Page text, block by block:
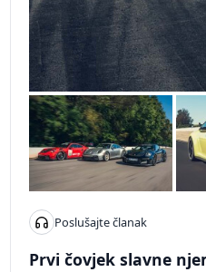
Poslušajte članak
Prvi čovjek slavne